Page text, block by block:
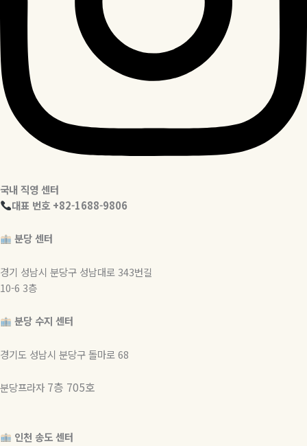
국내 직영 센터
대표 번호 +82-1688-9806
분당 센터
경기 성남시 분당구 성남대로 343번길
10-6 3층
분당 수지 센터
경기도 성남시 분당구 돌마로 68
분당프라자 7층 705호
인천 송도 센터